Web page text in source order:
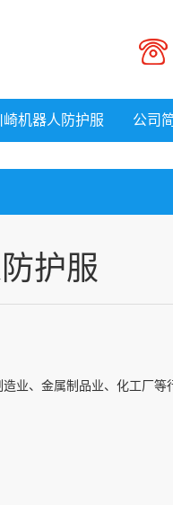
崎机器人防护服 公司
护服
业、金属制品业、化工厂等